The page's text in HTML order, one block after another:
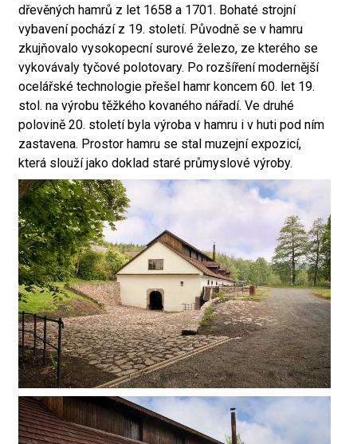
dřevěných hamrů z let 1658 a 1701. Bohaté strojní
vybavení pochází z 19. století. Původně se v hamru
zkujňovalo vysokopecní surové železo, ze kterého se
vykovávaly tyčové polotovary. Po rozšíření modernější
ocelářské technologie přešel hamr koncem 60. let 19.
stol. na výrobu těžkého kovaného nářadí. Ve druhé
polovině 20. století byla výroba v hamru i v huti pod ním
zastavena. Prostor hamru se stal muzejní expozicí,
která slouží jako doklad staré průmyslové výroby.